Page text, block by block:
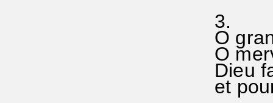
3.
O
O
Dieu
et